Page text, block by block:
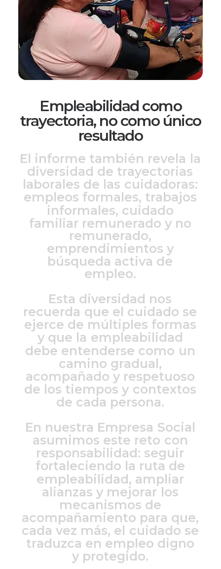
Empleabilidad como
trayectoria, no como único
resultado
El informe también revela la
diversidad de trayectorias
laborales de las cuidadoras:
empleos formales, trabajos
informales, cuidado
familiar remunerado y no
remunerado,
emprendimientos y
búsqueda activa de
empleo.
Esta diversidad nos
recuerda que el cuidado se
ejerce de múltiples formas
y que la empleabilidad
debe entenderse como un
camino gradual,
acompañado y respetuoso
de los tiempos y contextos
de cada persona.
En nuestra Empresa Social
asumimos este reto con
responsabilidad: seguir
fortaleciendo la ruta de
empleabilidad, ampliar
alianzas y mejorar los
mecanismos de
acompañamiento para que,
cada vez más, el cuidado se
traduzca en empleo digno
y protegido.